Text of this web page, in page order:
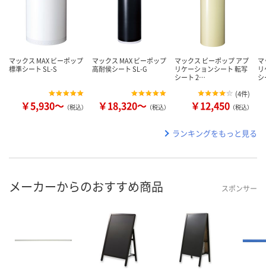
マックス MAX ビーポップ
標準シート SL-S
￥5,930～ （税込）
マックス MAX ビーポップ
高耐侯シート SL-G
￥18,320～ （税込）
マックス ビーポップ アプ
リケーションシート 転写
シート 2…
(4件)
￥12,450 （税込）
ランキングをもっと見る
メーカーからのおすすめ商品 スポンサー